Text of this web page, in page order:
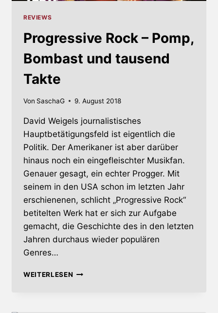
REVIEWS
Progressive Rock – Pomp,
Bombast und tausend
Takte
Von SaschaG 9. August 2018
David Weigels journalistisches
Hauptbetätigungsfeld ist eigentlich die
Politik. Der Amerikaner ist aber darüber
hinaus noch ein eingefleischter Musikfan.
Genauer gesagt, ein echter Progger. Mit
seinem in den USA schon im letzten Jahr
erschienenen, schlicht „Progressive Rock“
betitelten Werk hat er sich zur Aufgabe
gemacht, die Geschichte des in den letzten
Jahren durchaus wieder populären
Genres…
WEITERLESENPROGRESSIVE